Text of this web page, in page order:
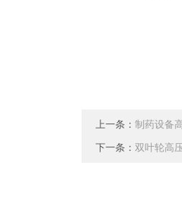
上一条： 制药设备
下一条： 双叶轮高